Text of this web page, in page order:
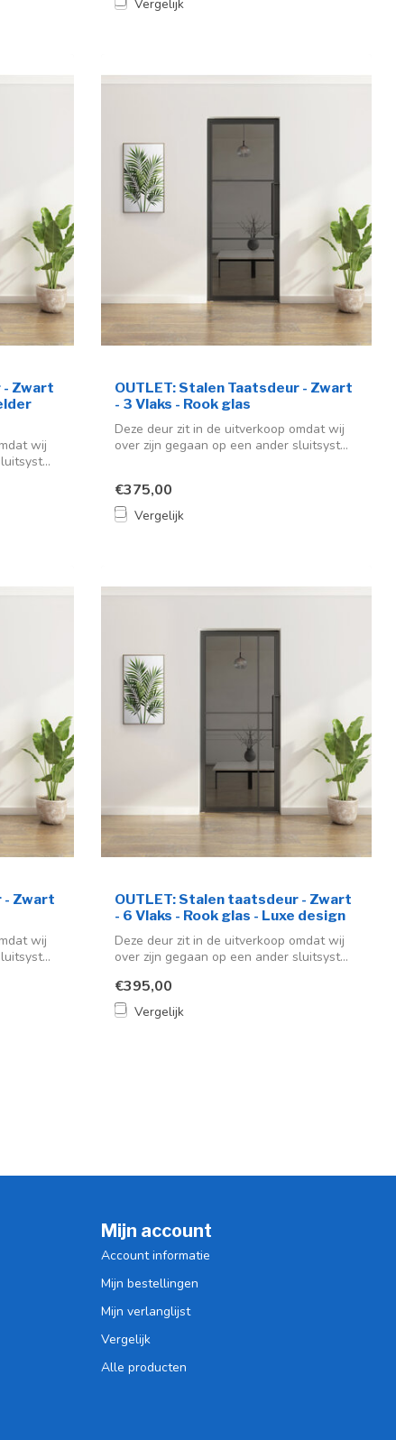
Vergelijk
- Zwart
wij
OUTLET: Stalen Taatsdeur - Zwart
- 3 Vlaks - Rook glas
Deze deur zit in de uitverkoop omdat wij
over zijn gegaan op een ander sluitsyst...
€375,00
Vergelijk
- Zwart
wij
OUTLET: Stalen taatsdeur - Zwart
- 6 Vlaks - Rook glas - Luxe design
Deze deur zit in de uitverkoop omdat wij
over zijn gegaan op een ander sluitsyst...
€395,00
Vergelijk
Mijn account
Account informatie
Mijn bestellingen
Mijn verlanglijst
Vergelijk
Alle producten